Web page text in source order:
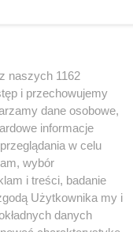
naszych 1162
i przechowujemy
dane osobowe,
informacje
w celu
wybór
i treści, badanie
Użytkownika my i
danych